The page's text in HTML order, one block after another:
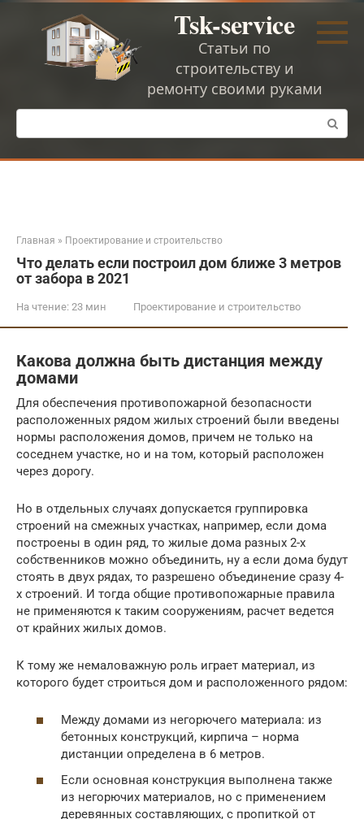
Перейти
Tsk-service
Статьи по
строительству и
ремонту своими руками
Поиск:
Главная » Проектирование и строительство
Что делать если построил дом ближе 3 метров
от забора в 2021
На чтение: 23 мин Проектирование и строительство
Какова должна быть дистанция между
домами
Для обеспечения противопожарной безопасности
расположенных рядом жилых строений были введены
нормы расположения домов, причем не только на
соседнем участке, но и на том, который расположен
через дорогу.
Но в отдельных случаях допускается группировка
строений на смежных участках, например, если дома
построены в один ряд, то жилые дома разных 2-х
собственников можно объединить, ну а если дома будут
стоять в двух рядах, то разрешено объединение сразу 4-
х строений. И тогда общие противопожарные правила
не применяются к таким сооружениям, расчет ведется
от крайних жилых домов.
К тому же немаловажную роль играет материал, из
которого будет строиться дом и расположенного рядом:
Между домами из негорючего материала: из
бетонных конструкций, кирпича – норма
дистанции определена в 6 метров.
Если основная конструкция выполнена также
из негорючих материалов, но с применением
деревянных составляющих, с пропиткой от